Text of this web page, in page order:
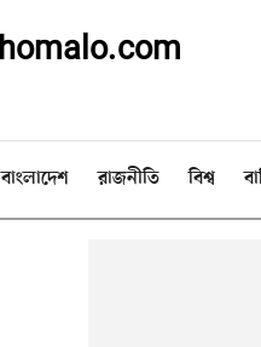
বাংলাদেশ রাজনীতি বিশ্ব